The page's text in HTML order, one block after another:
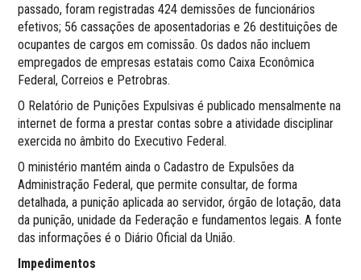
passado, foram registradas 424 demissões de funcionários
efetivos; 56 cassações de aposentadorias e 26 destituições de
ocupantes de cargos em comissão. Os dados não incluem
empregados de empresas estatais como Caixa Econômica
Federal, Correios e Petrobras.
O Relatório de Punições Expulsivas é publicado mensalmente na
internet de forma a prestar contas sobre a atividade disciplinar
exercida no âmbito do Executivo Federal.
O ministério mantém ainda o Cadastro de Expulsões da
Administração Federal, que permite consultar, de forma
detalhada, a punição aplicada ao servidor, órgão de lotação, data
da punição, unidade da Federação e fundamentos legais. A fonte
das informações é o Diário Oficial da União.
Impedimentos